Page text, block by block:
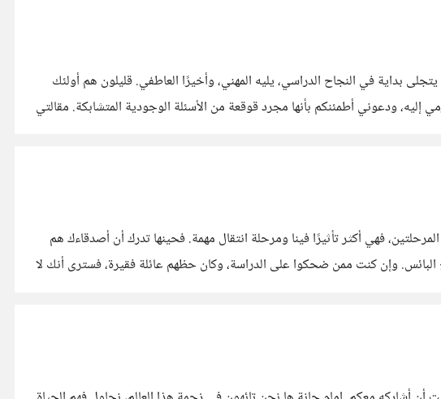
بداية في النجاح الدراسي، يليه المهني، وأخيرًا العاطفي. قليلون هم أولئك
ودعوني أطمئنكم بأنها مجرد قوقعة من الأسئلة الوجودية المتشابكة. مقالتي
فهي أكثر تأثيرًا فينا ومرحلة انتقال مهمة. فحينها تدرك أن أصدقاءك هم
البائس. وإن كنت ممن ضحكوا على الدراسة، وكان حظهم عائلة فقيرة، فسترى أنك لا